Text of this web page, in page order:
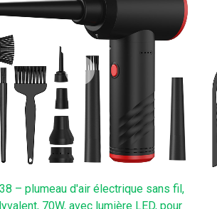
– plumeau d'air électrique sans fil,
70W, avec lumière LED, pour